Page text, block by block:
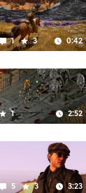
1 3 0:42
1 2:52
5 3 3:23